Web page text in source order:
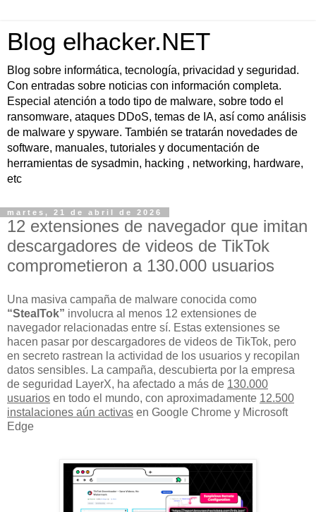
Blog elhacker.NET
Blog sobre informática, tecnología, privacidad y seguridad.
Con entradas sobre noticias con información completa.
Especial atención a todo tipo de malware, sobre todo el
ransomware, ataques DDoS, temas de IA, así como análisis
de malware y spyware. También se tratarán novedades de
software, manuales, tutoriales y documentación de
herramientas de sysadmin, hacking , networking, hardware,
etc
martes, 21 de abril de 2026
12 extensiones de navegador que imitan
descargadores de videos de TikTok
comprometieron a 130.000 usuarios
Una masiva campaña de malware conocida como
“StealTok” involucra al menos 12 extensiones de
navegador relacionadas entre sí. Estas extensiones se
hacen pasar por descargadores de videos de TikTok, pero
en secreto rastrean la actividad de los usuarios y recopilan
datos sensibles. La campaña, descubierta por la empresa
de seguridad LayerX, ha afectado a más de 130.000
usuarios en todo el mundo, con aproximadamente 12.500
instalaciones aún activas en Google Chrome y Microsoft
Edge